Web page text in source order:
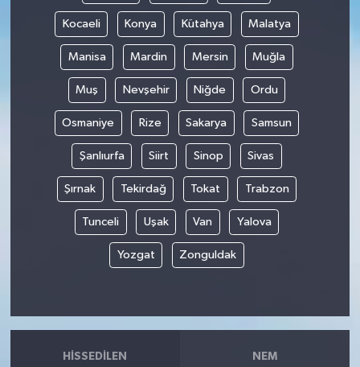
Kocaeli Konya Kütahya Malatya
Manisa Mardin Mersin Muğla
Muş Nevşehir Niğde Ordu
Osmaniye Rize Sakarya Samsun
Şanlıurfa Siirt Sinop Sivas
Şırnak Tekirdağ Tokat Trabzon
Tunceli Uşak Van Yalova
Yozgat Zonguldak
HISSEDILEN NEM